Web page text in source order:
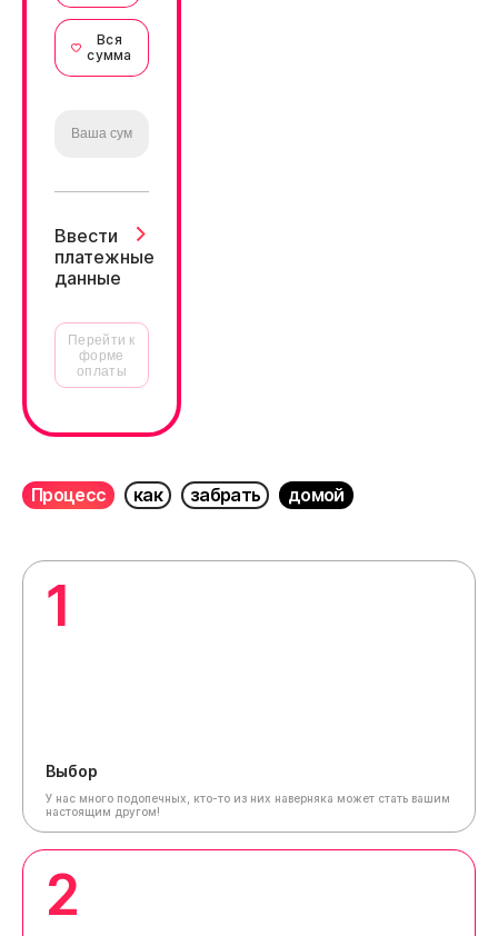
Вся
сумма
Ввести
платежные
данные
Перейти к
форме
оплаты
Процесс как забрать домой
1
Выбор
У нас много подопечных, кто-то из них наверняка может стать вашим
настоящим другом!
2